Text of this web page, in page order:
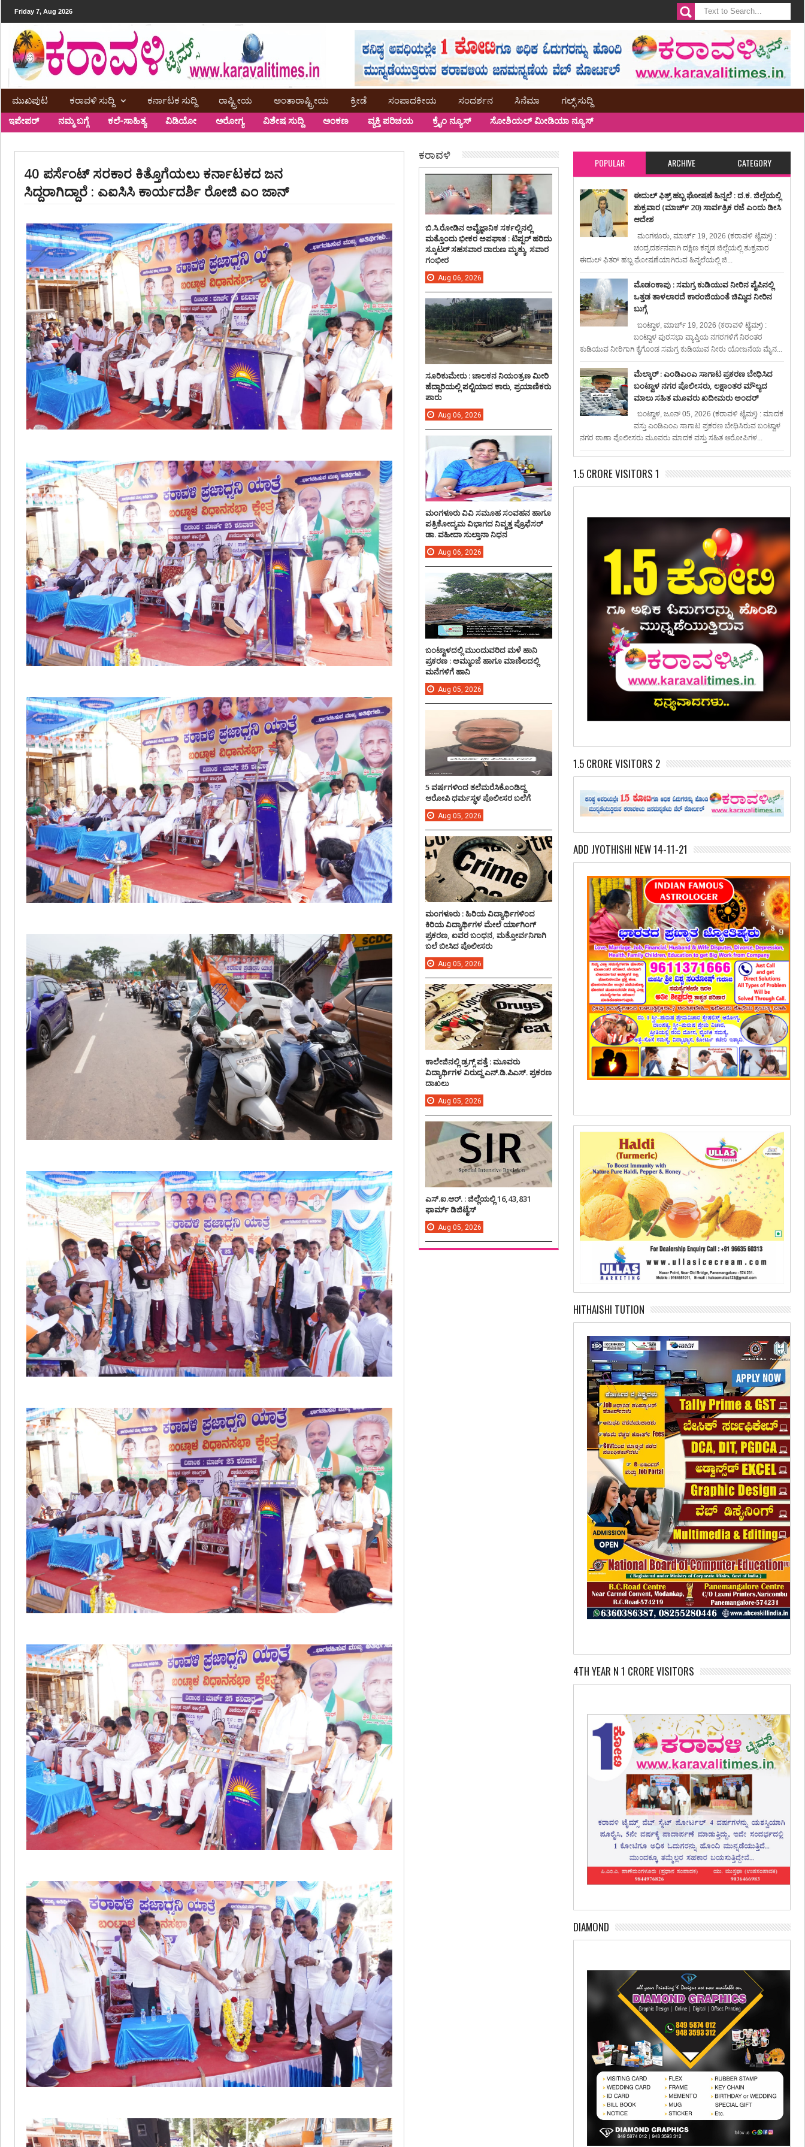
Friday 7, Aug 2026
ಮುಖಪುಟ ಕರಾವಳಿ ಸುದ್ದಿ ಕರ್ನಾಟಕ ಸುದ್ದಿ ರಾಷ್ಟ್ರೀಯ ಅಂತಾರಾಷ್ಟ್ರೀಯ ಕ್ರೀಡೆ ಸಂಪಾದಕೀಯ ಸಂದರ್ಶನ ಸಿನೆಮಾ ಗಲ್ಫ್ ಸುದ್ದಿ
ಇಪೇಪರ್ ನಮ್ಮ ಬಗ್ಗೆ ಕಲೆ-ಸಾಹಿತ್ಯ ವಿಡಿಯೋ ಅರೋಗ್ಯ ವಿಶೇಷ ಸುದ್ದಿ ಅಂಕಣ ವ್ಯಕ್ತಿ ಪರಿಚಯ ಕ್ರೈಂ ನ್ಯೂಸ್ ಸೋಶಿಯಲ್ ಮೀಡಿಯಾ ನ್ಯೂಸ್
40 ಪರ್ಸೆಂಟ್ ಸರಕಾರ ಕಿತ್ತೊಗೆಯಲು ಕರ್ನಾಟಕದ ಜನ
ಸಿದ್ದರಾಗಿದ್ದಾರೆ : ಎಐಸಿಸಿ ಕಾರ್ಯದರ್ಶಿ ರೋಜಿ ಎಂ ಜಾನ್
POPULAR ARCHIVE CATEGORY
ಈದುಲ್ ಫಿತ್ರ್ ಹಬ್ಬ ಘೋಷಣೆ ಹಿನ್ನಲೆ : ದ.ಕ. ಜಿಲ್ಲೆಯಲ್ಲಿ
ಶುಕ್ರವಾರ (ಮಾರ್ಚ್ 20) ಸಾರ್ವತ್ರಿಕ ರಜೆ ಎಂದು ಡೀಸಿ
ಆದೇಶ
ಮಂಗಳೂರು, ಮಾರ್ಚ್ 19, 2026 (ಕರಾವಳಿ ಟೈಮ್ಸ್) :
ಚಂದ್ರದರ್ಶನವಾಗಿ ದಕ್ಷಿಣ ಕನ್ನಡ ಜಿಲ್ಲೆಯಲ್ಲಿ ಶುಕ್ರವಾರ
ಈದುಲ್ ಫಿತರ್ ಹಬ್ಬ ಘೋಷಣೆಯಾಗಿರುವ ಹಿನ್ನಲೆಯಲ್ಲಿ ಜಿ...
ಮೊಡಂಕಾಪು : ಸಮಗ್ರ ಕುಡಿಯುವ ನೀರಿನ ಪೈಪಿನಲ್ಲಿ
ಒತ್ತಡ ತಾಳಲಾರದೆ ಕಾರಂಜಿಯಂತೆ ಚಿಮ್ಮಿದ ನೀರಿನ
ಬುಗ್ಗೆ
ಬಂಟ್ವಾಳ, ಮಾರ್ಚ್ 19, 2026 (ಕರಾವಳಿ ಟೈಮ್ಸ್) :
ಬಂಟ್ವಾಳ ಪುರಸಭಾ ವ್ಯಾಪ್ತಿಯ ನಗರಗಳಿಗೆ ನಿರಂತರ
ಕುಡಿಯುವ ನೀರಿಗಾಗಿ ಕೈಗೊಂಡ ಸಮಗ್ರ ಕುಡಿಯುವ ನೀರು ಯೋಜನೆಯ ಮೈನ...
ಮೆಲ್ಕಾರ್ : ಎಂಡಿಎಂಎ ಸಾಗಾಟ ಪ್ರಕರಣ ಬೇಧಿಸಿದ
ಬಂಟ್ವಾಳ ನಗರ ಪೊಲೀಸರು, ಲಕ್ಷಾಂತರ ಮೌಲ್ಯದ
ಮಾಲು ಸಹಿತ ಮೂವರು ಖದೀಮರು ಅಂದರ್
ಬಂಟ್ವಾಳ, ಜೂನ್ 05, 2026 (ಕರಾವಳಿ ಟೈಮ್ಸ್) : ಮಾದಕ
ವಸ್ತು ಎಂಡಿಎಂಎ ಸಾಗಾಟ ಪ್ರಕರಣ ಬೇಧಿಸಿರುವ ಬಂಟ್ವಾಳ
ನಗರ ಠಾಣಾ ಪೊಲೀಸರು ಮೂವರು ಮಾದಕ ವಸ್ತು ಸಹಿತ ಆರೋಪಿಗಳ...
1.5 CRORE VISITORS 1
1.5 CRORE VISITORS 2
ADD JYOTHISHI NEW 14-11-21
HITHAISHI TUTION
4TH YEAR N 1 CRORE VISITORS
DIAMOND
ಕರಾವಳಿ
ಬಿ.ಸಿ.ರೋಡಿನ ಅವೈಜ್ಞಾನಿಕ ಸರ್ಕಲ್ಲಿನಲ್ಲಿ
ಮತ್ತೊಂದು ಭೀಕರ ಅಪಘಾತ : ಟಿಪ್ಪರ್ ಹರಿದು
ಸ್ಕೂಟರ್ ಸಹಸವಾರ ದಾರುಣ ಮೃತ್ಯು, ಸವಾರ
ಗಂಭೀರ
Aug 06, 2026
ಸೂರಿಕುಮೇರು : ಚಾಲಕನ ನಿಯಂತ್ರಣ ಮೀರಿ
ಹೆದ್ದಾರಿಯಲ್ಲಿ ಪಲ್ಟಿಯಾದ ಕಾರು, ಪ್ರಯಾಣಿಕರು
ಪಾರು
Aug 06, 2026
ಮಂಗಳೂರು ವಿವಿ ಸಮೂಹ ಸಂವಹನ ಹಾಗೂ
ಪತ್ರಿಕೋದ್ಯಮ ವಿಭಾಗದ ನಿವೃತ್ತ ಪ್ರೊಫೆಸರ್
ಡಾ. ವಹೀದಾ ಸುಲ್ತಾನಾ ನಿಧನ
Aug 06, 2026
ಬಂಟ್ವಾಳದಲ್ಲಿ ಮುಂದುವರಿದ ಮಳೆ ಹಾನಿ
ಪ್ರಕರಣ : ಅಮ್ಮುಂಜೆ ಹಾಗೂ ಮಾಣಿಲದಲ್ಲಿ
ಮನೆಗಳಿಗೆ ಹಾನಿ
Aug 05, 2026
5 ವರ್ಷಗಳಿಂದ ತಲೆಮರೆಸಿಕೊಂಡಿದ್ದ
ಆರೋಪಿ ಧರ್ಮಸ್ಥಳ ಪೊಲೀಸರ ಬಲೆಗೆ
Aug 05, 2026
ಮಂಗಳೂರು : ಹಿರಿಯ ವಿದ್ಯಾರ್ಥಿಗಳಿಂದ
ಕಿರಿಯ ವಿದ್ಯಾರ್ಥಿಗಳ ಮೇಲೆ ರ್ಯಾಗಿಂಗ್
ಪ್ರಕರಣ, ಐವರ ಬಂಧನ, ಮತ್ತೋರ್ವನಿಗಾಗಿ
ಬಲೆ ಬೀಸಿದ ಪೊಲೀಸರು
Aug 05, 2026
ಕಾಲೇಜಿನಲ್ಲಿ ಡ್ರಗ್ಸ್ ಪತ್ತೆ : ಮೂವರು
ವಿದ್ಯಾರ್ಥಿಗಳ ವಿರುದ್ದ ಎನ್.ಡಿ.ಪಿಎಸ್. ಪ್ರಕರಣ
ದಾಖಲು
Aug 05, 2026
ಎಸ್.ಐ.ಆರ್. : ಜಿಲ್ಲೆಯಲ್ಲಿ 16,43,831
ಫಾರ್ಮ್ ಡಿಜಿಟೈಸ್
Aug 05, 2026